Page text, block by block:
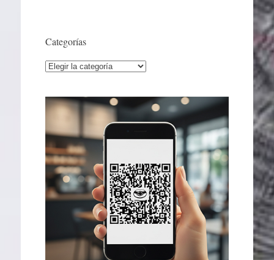
Categorías
Categorías